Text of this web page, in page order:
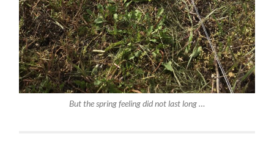
But the spring feeling did not last long …